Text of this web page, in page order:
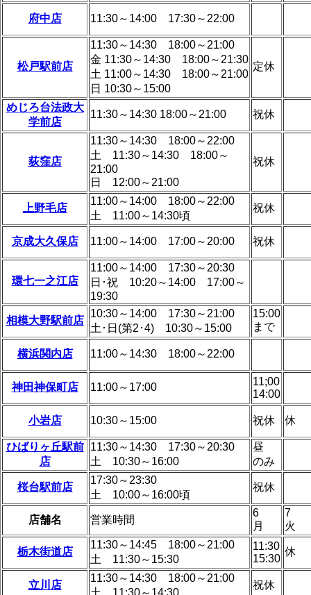
府中店 11:30～14:00 17:30～22:00
松戸駅前店
11:30～14:30 18:00～21:00
金 11:30～14:30 18:00～21:30
土 11:00～14:30 18:00～21:00
日 10:30～15:00
定休
めじろ台法政大
学前店
11:30～14:30 18:00～21:00 祝休
荻窪店
11:30～14:30 18:00～22:00
土 11:30～14:30 18:00～
21:00
日 12:00～21:00
祝休
上野毛店
11:00～14:00 18:00～22:00
土 11:00～14:30頃
祝休
京成大久保店 11:00～14:00 17:00～20:00 祝休
環七一之江店
11:00～14:00 17:30～20:30
日･祝 10:20～14:00 17:00～
19:30
相模大野駅前店
10:30～14:00 17:30～21:00
土･日(第2･4) 10:30～15:00
15:00
まで
横浜関内店 11:00～14:30 18:00～22:00
神田神保町店 11:00～17:00
11;00
14:00
小岩店 10:30～15:00 祝休 休
ひばりヶ丘駅前
店
11:30～14:30 17:30～20:30
土 10:30～16:00
昼
のみ
桜台駅前店
17:30～23:30
土 10:00～16:00頃
祝休
店舗名 営業時間
6
月
7
火
栃木街道店
11:30～14:45 18:00～21:00
土 11:30～15:30
11:30
15:30
休
立川店
11:30～14:30 18:00～21:00
土 11:30～14:30
祝休